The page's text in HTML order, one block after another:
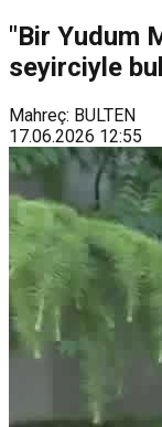
"Bir Yudum
seyirciyle
Mahreç: BULTEN
17.06.2026 12:55